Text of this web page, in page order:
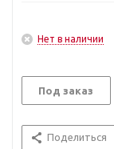
Нет в наличии
Под заказ
Поделиться